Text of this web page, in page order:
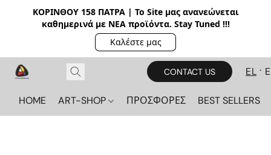
ΚΟΡΙΝΘΟΥ 158 ΠΑΤΡΑ | Το Site μας ανανεώνεται
καθημερινά με ΝΕΑ προϊόντα. Stay Tuned !!!
Καλέστε μας
CONTACT US EL
HOME ART-SHOP ΠΡΟΣΦΟΡΕΣ BEST SELLERS